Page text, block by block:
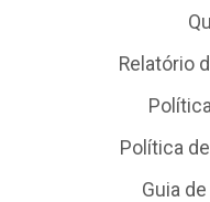
Relatório
Política
Guia